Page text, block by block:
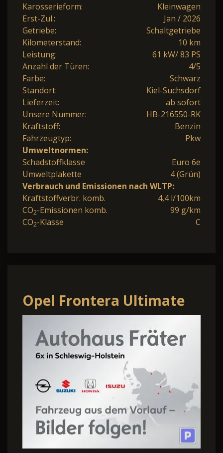
Karosserieform:
Kleinwagen
Erst-Zul.:
Jan / 2026
Getriebe:
Schaltgetriebe
Kilometerstand:
10 km
Leistung:
61 kW/ 83 PS
Anzahl der Türen:
4/5
Farbe:
Schwarz
Standort:
Kiel-Suchsdorf
Lieferzeit:
ab sofort
Unsere Nummer:
HB-216550-RK
Kraftstoff:
Benzin
Fahrzeugtyp:
Pkw
Umweltnormen:
Schadstoffklasse
Euro 6e
Umweltplakette
4 (Grün)
Verbrauch und Emissionen nach WLTP:
Kraftstoffverbr. komb.
4,4 l/100km
CO2-Emissionen komb.
99 g/km
CO2-Klasse C
Opel Frontera Ultimate
Hybrid 81 KW eDCT